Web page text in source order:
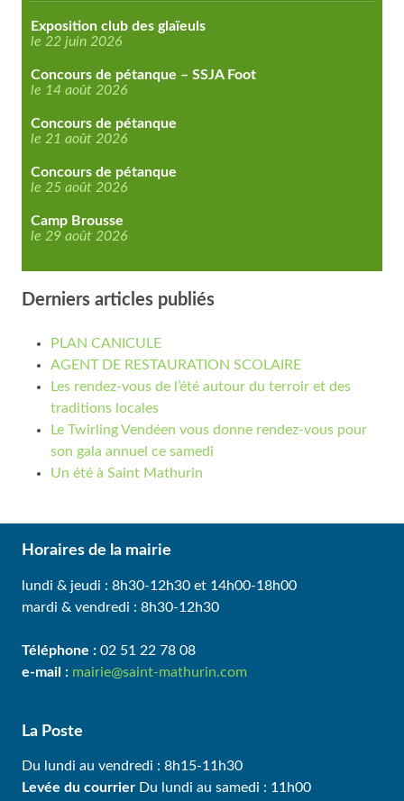
Exposition club des glaïeuls
le 22 juin 2026
Concours de pétanque – SSJA Foot
le 14 août 2026
Concours de pétanque
le 21 août 2026
Concours de pétanque
le 25 août 2026
Camp Brousse
le 29 août 2026
Derniers articles publiés
PLAN CANICULE
AGENT DE RESTAURATION SCOLAIRE
Les rendez-vous de l’été autour du terroir et des
traditions locales
Le Twirling Vendéen vous donne rendez-vous pour
son gala annuel ce samedi
Un été à Saint Mathurin
Horaires de la mairie
lundi & jeudi : 8h30-12h30 et 14h00-18h00
mardi & vendredi : 8h30-12h30
Téléphone : 02 51 22 78 08
e-mail : mairie@saint-mathurin.com
La Poste
Du lundi au vendredi : 8h15-11h30
Levée du courrier Du lundi au samedi : 11h00